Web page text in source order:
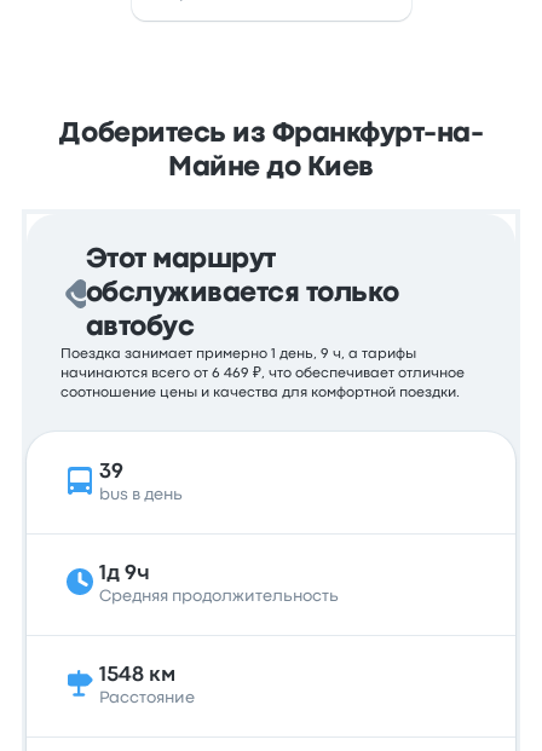
Доберитесь из Франкфурт-на-
Майне до Киев
Этот маршрут
обслуживается только
автобус
Поездка занимает примерно 1 день, 9 ч, а тарифы
начинаются всего от 6 469 ₽, что обеспечивает отличное
соотношение цены и качества для комфортной поездки.
39
bus в день
1д 9ч
Средняя продолжительность
1548 км
Расстояние